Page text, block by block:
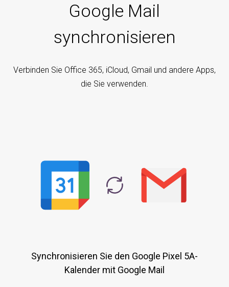
Google Mail
synchronisieren
Verbinden Sie Office 365, iCloud, Gmail und andere Apps,
die Sie verwenden.
Synchronisieren Sie den Google Pixel 5A-
Kalender mit Google Mail